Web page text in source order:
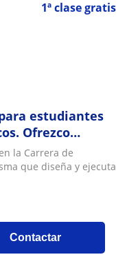
1ª clase gratis
estudiantes
Ofrezco
realizar
la Carrera de
que diseña y ejecuta
Contactar